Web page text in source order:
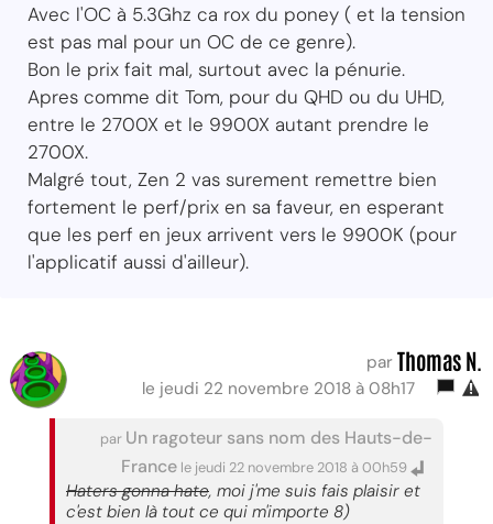
Avec l'OC à 5.3Ghz ca rox du poney ( et la tension
est pas mal pour un OC de ce genre).
Bon le prix fait mal, surtout avec la pénurie.
Apres comme dit Tom, pour du QHD ou du UHD,
entre le 2700X et le 9900X autant prendre le
2700X.
Malgré tout, Zen 2 vas surement remettre bien
fortement le perf/prix en sa faveur, en esperant
que les perf en jeux arrivent vers le 9900K (pour
l'applicatif aussi d'ailleur).
par Thomas N.
le jeudi 22 novembre 2018 à 08h17
par Un ragoteur sans nom des Hauts-de-
France le jeudi 22 novembre 2018 à 00h59
Haters gonna hate, moi j'me suis fais plaisir et
c'est bien là tout ce qui m'importe 8)